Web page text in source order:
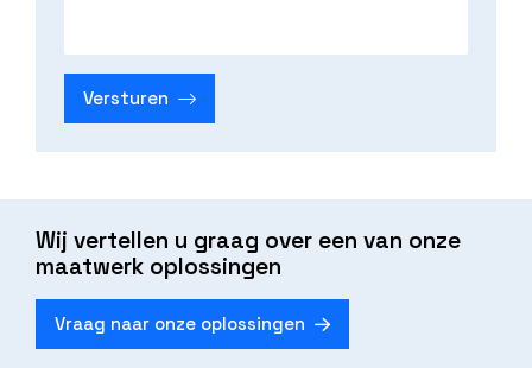
Versturen
Wij vertellen u graag over een van onze
maatwerk oplossingen
Vraag naar onze oplossingen